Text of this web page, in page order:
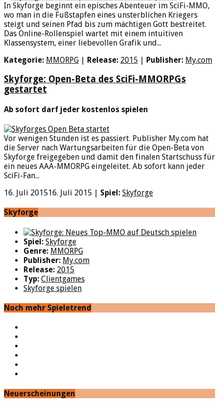
In Skyforge beginnt ein episches Abenteuer im SciFi-MMO,
wo man in die Fußstapfen eines unsterblichen Kriegers
steigt und seinen Pfad bis zum mächtigen Gott bestreitet.
Das Online-Rollenspiel wartet mit einem intuitiven
Klassensystem, einer liebevollen Grafik und...
Kategorie: MMORPG | Release: 2015 | Publisher: My.com
Skyforge: Open-Beta des SciFi-MMORPGs
gestartet
Ab sofort darf jeder kostenlos spielen
Vor wenigen Stunden ist es passiert. Publisher My.com hat
die Server nach Wartungsarbeiten für die Open-Beta von
Skyforge freigegeben und damit den finalen Startschuss für
ein neues AAA-MMORPG eingeleitet. Ab sofort kann jeder
SciFi-Fan...
16. Juli 201516. Juli 2015 Spiel: Skyforge
Skyforge
Spiel: Skyforge
Genre: MMORPG
Publisher: My.com
Release: 2015
Typ: Clientgames
Skyforge spielen
Noch mehr Spieletrend
Neuerscheinungen